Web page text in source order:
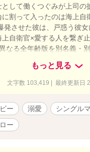
して働くつぐみが上司の
割って入ったのは海上自
させた彼は、戸惑う彼
自衛官×愛する人を繋ぎ
なる全年齢版を別名義・
もっと見る
文字数 103,419 | 最終更新日
ー 溺愛 シングル
ー